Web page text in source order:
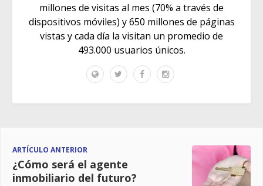
millones de visitas al mes (70% a través de
dispositivos móviles) y 650 millones de páginas
vistas y cada día la visitan un promedio de
493.000 usuarios únicos.
ARTÍCULO ANTERIOR
¿Cómo será el agente
inmobiliario del futuro?